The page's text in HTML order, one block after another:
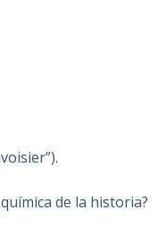
de la historia?